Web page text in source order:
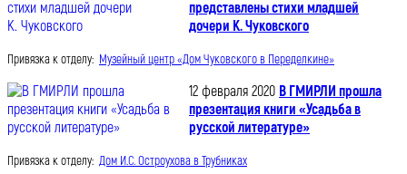
представлены стихи младшей
дочери К. Чуковского
Привязка к отделу: Музейный центр «Дом Чуковского в Переделкине»
12 февраля 2020 В ГМИРЛИ прошла
презентация книги «Усадьба в
русской литературе»
Привязка к отделу: Дом И.С. Остроухова в Трубниках